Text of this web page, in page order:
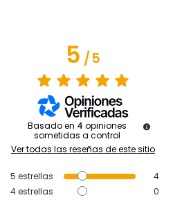
5/5
Basado en 4 opiniones
sometidas a control
Ver todas las reseñas de este sitio
5 estrellas
4
4estrellas
0